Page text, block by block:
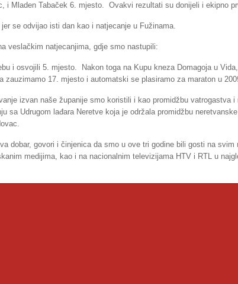
i Mladen Tabaček 6. mjesto. Ovakvi rezultati su donijeli i ekipno
se odvijao isti dan kao i natjecanje u Fužinama.
veslačkim natjecanjima, gdje smo nastupili:
i osvojili 5. mjesto. Nakon toga na Kupu kneza Domagoja u
17. mjesto i automatski se plasiramo za maraton u
izvan naše županije smo koristili i kao promidžbu vatrogastva i
sa Udrugom lađara Neretve koja je održala promidžbu
dobar, govori i činjenica da smo u ove tri godine bili gosti na svim
medijima, kao i na nacionalnim televizijama HTV i RTL u